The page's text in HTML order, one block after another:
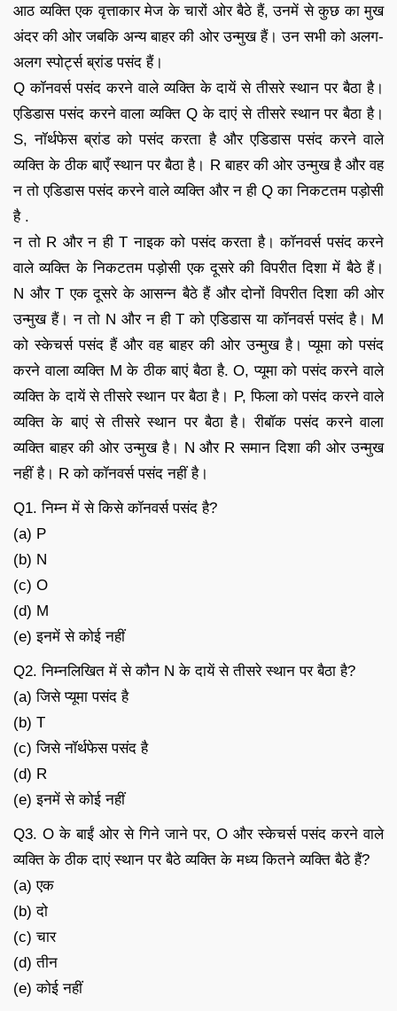
आठ व्यक्ति एक वृत्ताकार मेज के चारों ओर बैठे हैं, उनमें से कुछ का मुख
अंदर की ओर जबकि अन्य बाहर की ओर उन्मुख हैं। उन सभी को अलग-
अलग स्पोर्ट्स ब्रांड पसंद हैं।
Q कॉनवर्स पसंद करने वाले व्यक्ति के दायें से तीसरे स्थान पर बैठा है।
एडिडास पसंद करने वाला व्यक्ति Q के दाएं से तीसरे स्थान पर बैठा है।
S, नॉर्थफेस ब्रांड को पसंद करता है और एडिडास पसंद करने वाले
व्यक्ति के ठीक बाएँ स्थान पर बैठा है। R बाहर की ओर उन्मुख है और वह
न तो एडिडास पसंद करने वाले व्यक्ति और न ही Q का निकटतम पड़ोसी
है .
न तो R और न ही T नाइक को पसंद करता है। कॉनवर्स पसंद करने
वाले व्यक्ति के निकटतम पड़ोसी एक दूसरे की विपरीत दिशा में बैठे हैं।
N और T एक दूसरे के आसन्न बैठे हैं और दोनों विपरीत दिशा की ओर
उन्मुख हैं। न तो N और न ही T को एडिडास या कॉनवर्स पसंद है। M
को स्केचर्स पसंद हैं और वह बाहर की ओर उन्मुख है। प्यूमा को पसंद
करने वाला व्यक्ति M के ठीक बाएं बैठा है. O, प्यूमा को पसंद करने वाले
व्यक्ति के दायें से तीसरे स्थान पर बैठा है। P, फिला को पसंद करने वाले
व्यक्ति के बाएं से तीसरे स्थान पर बैठा है। रीबॉक पसंद करने वाला
व्यक्ति बाहर की ओर उन्मुख है। N और R समान दिशा की ओर उन्मुख
नहीं है। R को कॉनवर्स पसंद नहीं है।
Q1. निम्न में से किसे कॉनवर्स पसंद है?
(a) P
(b) N
(c) O
(d) M
(e) इनमें से कोई नहीं
Q2. निम्नलिखित में से कौन N के दायें से तीसरे स्थान पर बैठा है?
(a) जिसे प्यूमा पसंद है
(b) T
(c) जिसे नॉर्थफेस पसंद है
(d) R
(e) इनमें से कोई नहीं
Q3. O के बाईं ओर से गिने जाने पर, O और स्केचर्स पसंद करने वाले
व्यक्ति के ठीक दाएं स्थान पर बैठे व्यक्ति के मध्य कितने व्यक्ति बैठे हैं?
(a) एक
(b) दो
(c) चार
(d) तीन
(e) कोई नहीं